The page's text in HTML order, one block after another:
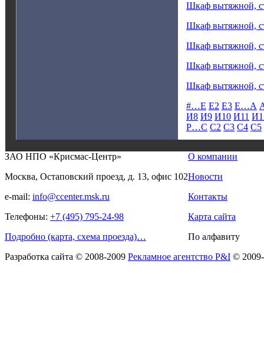
Шкаф вытяжной,
Шкаф вытяжной,
Шкаф вытяжной,
Шкаф вытяжной,
Шкаф вытяжной,
#…E E2 E3 E…А
И8 И9 И10 И11
Р…С С2 С3 С4 С5
ЗАО НПО «Крисмас-Центр»
Москва, Остаповский проезд, д. 13, офис 102
e-mail: info@ccenter.msk.ru
Телефоны: +7 (495) 795-24-98
Подробно (карта, схема проезда)…
О компании
Новости
Контакты
Карта сайта
По алфавиту
Разработка сайта © 2008-2009 Рекламное агентство P&I ©